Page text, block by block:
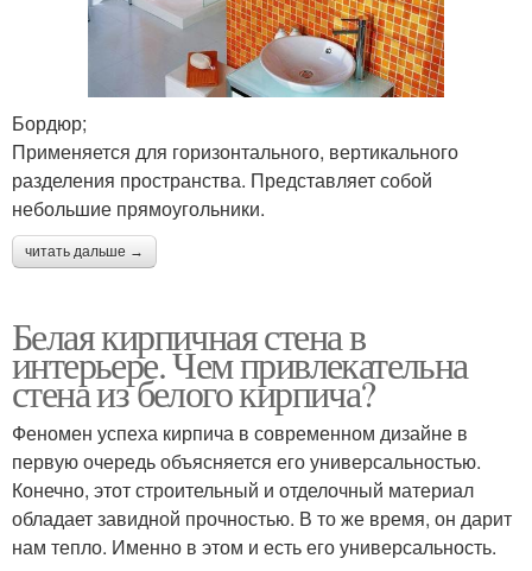
Бордюр;
Применяется для горизонтального, вертикального
разделения пространства. Представляет собой
небольшие прямоугольники.
читать дальше →
Белая кирпичная стена в
интерьере. Чем привлекательна
стена из белого кирпича?
Феномен успеха кирпича в современном дизайне в
первую очередь объясняется его универсальностью.
Конечно, этот строительный и отделочный материал
обладает завидной прочностью. В то же время, он дарит
нам тепло. Именно в этом и есть его универсальность.